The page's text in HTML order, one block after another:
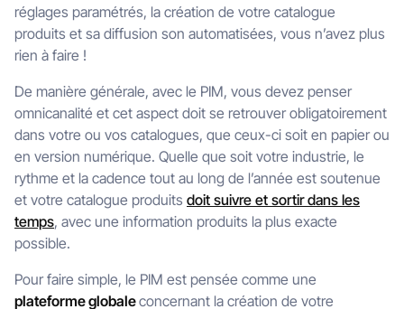
réglages paramétrés, la création de votre catalogue
produits et sa diffusion son automatisées, vous n’avez plus
rien à faire !
De manière générale, avec le PIM, vous devez penser
omnicanalité et cet aspect doit se retrouver obligatoirement
dans votre ou vos catalogues, que ceux-ci soit en papier ou
en version numérique. Quelle que soit votre industrie, le
rythme et la cadence tout au long de l’année est soutenue
et votre catalogue produits doit suivre et sortir dans les
temps, avec une information produits la plus exacte
possible.
Pour faire simple, le PIM est pensée comme une
plateforme globaleconcernant la création de votre